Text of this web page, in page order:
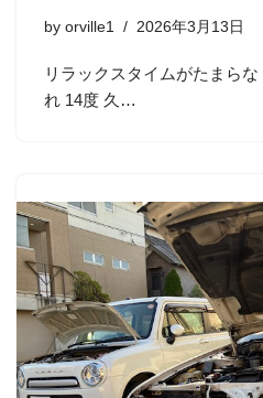
by orville1 2026年3月13日
リラックスタイムがたまら
れ 14度 久…